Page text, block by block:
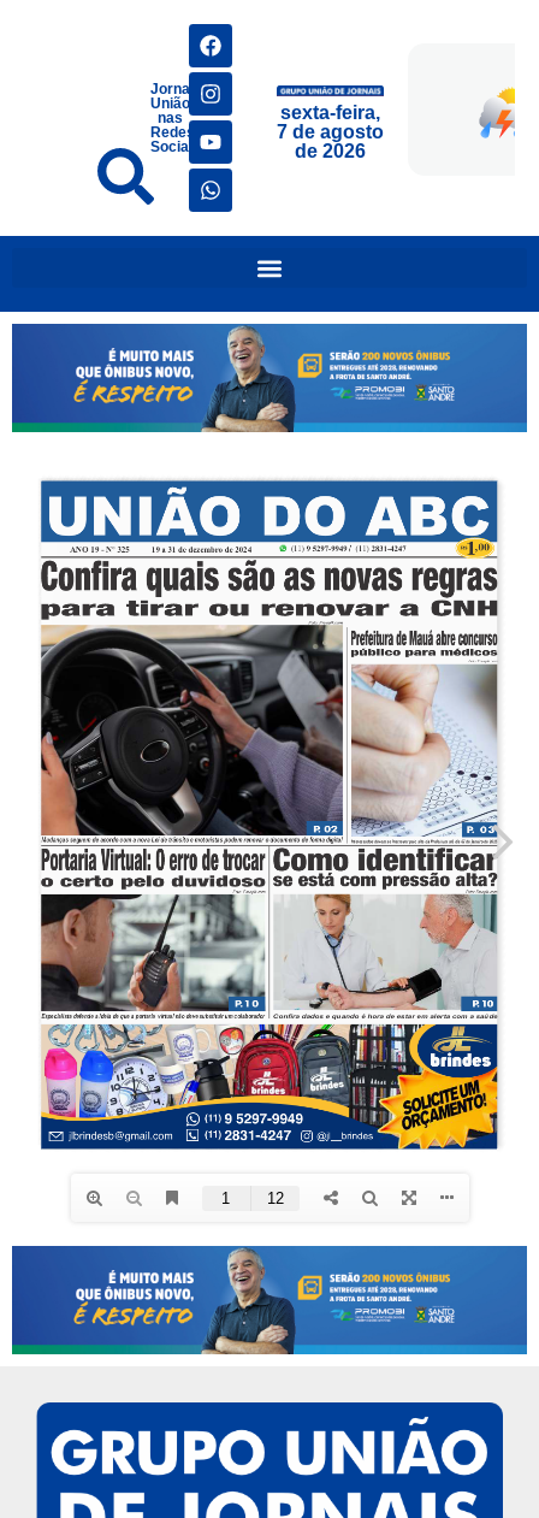
Jornais
União
nas
Redes
Sociais
sexta-feira,
7 de agosto
de 2026